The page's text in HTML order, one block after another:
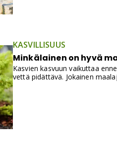
KASVILLISUUS
Minkälainen on hyvä
Kasvien kasvuun vaikuttaa
vettä pidättävä. Jokainen